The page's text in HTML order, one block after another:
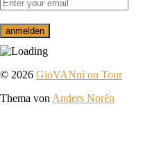
© 2026 GioVANni on Tour
Thema von Anders Norén